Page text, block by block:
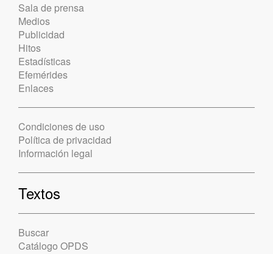
Sala de prensa
Medios
Publicidad
Hitos
Estadísticas
Efemérides
Enlaces
Condiciones de uso
Política de privacidad
Información legal
Textos
Buscar
Catálogo OPDS